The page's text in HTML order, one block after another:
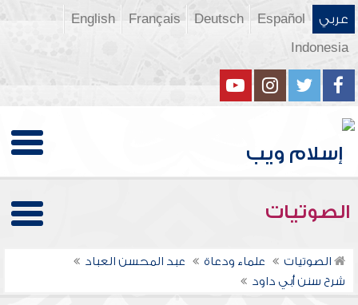
عربي Español
Deutsch
Français
English
Indonesia
الصوتيات
الصوتيات علماء ودعاة
عبد المحسن العباد
شرح سنن أبي داود